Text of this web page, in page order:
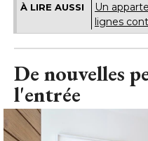
À LIRE AUSSI
Un
lignes
De nouvelles
l'entrée